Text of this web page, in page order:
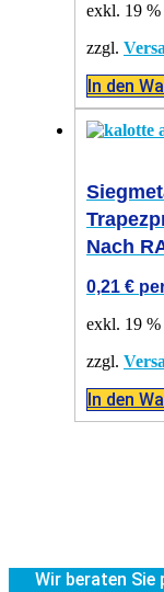
exkl. 19
zzgl.
In den
Nach
0,21 €
exkl. 19
zzgl.
In den
Wir beraten Sie